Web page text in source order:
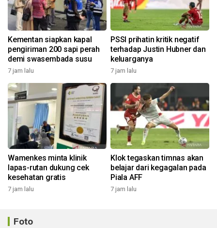
Kementan siapkan kapal
pengiriman 200 sapi perah
demi swasembada susu
7 jam lalu
PSSI prihatin kritik negatif
terhadap Justin Hubner dan
keluarganya
7 jam lalu
Wamenkes minta klinik
lapas-rutan dukung cek
kesehatan gratis
7 jam lalu
Klok tegaskan timnas akan
belajar dari kegagalan pada
Piala AFF
7 jam lalu
Foto